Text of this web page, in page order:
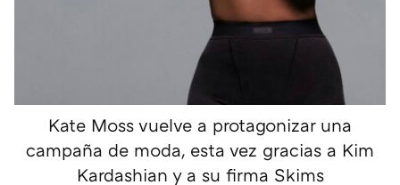
Kate Moss vuelve a protagonizar una
campaña de moda, esta vez gracias a Kim
Kardashian y a su firma Skims